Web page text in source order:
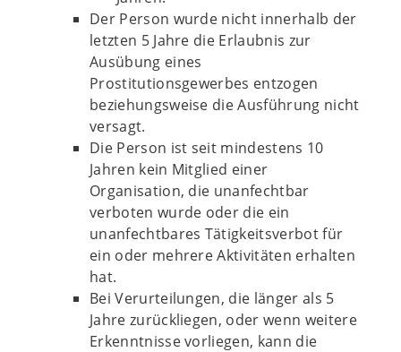
Der Person wurde nicht innerhalb der
letzten 5 Jahre die Erlaubnis zur
Ausübung eines
Prostitutionsgewerbes entzogen
beziehungsweise die Ausführung nicht
versagt.
Die Person ist seit mindestens 10
Jahren kein Mitglied einer
Organisation, die unanfechtbar
verboten wurde oder die ein
unanfechtbares Tätigkeitsverbot für
ein oder mehrere Aktivitäten erhalten
hat.
Bei Verurteilungen, die länger als 5
Jahre zurückliegen, oder wenn weitere
Erkenntnisse vorliegen, kann die